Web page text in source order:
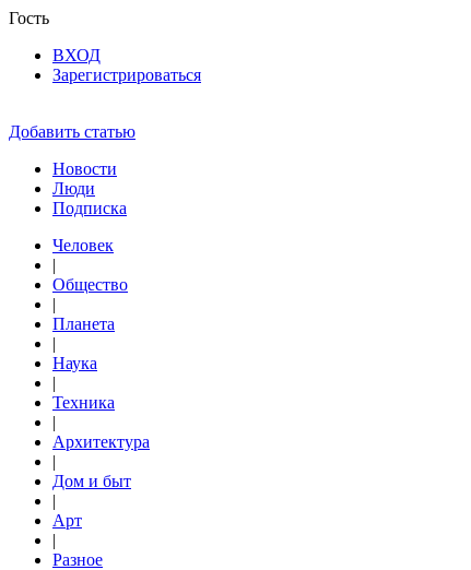
Гость
ВХОД
Зарегистрироваться
Добавить статью
Новости
Люди
Подписка
Человек
|
Общество
|
Планета
|
Наука
|
Техника
|
Архитектура
|
Дом и быт
|
Арт
|
Разное